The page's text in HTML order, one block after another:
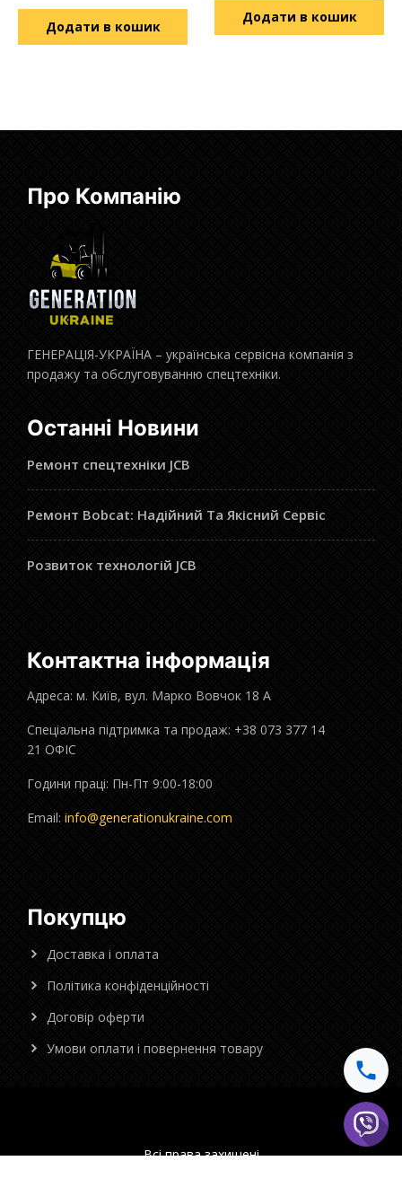
Додати в кошик
Додати в кошик
Про Компанію
ГЕНЕРАЦІЯ-УКРАЇНА – українська сервісна компанія з
продажу та обслуговуванню спецтехніки.
Останні Новини
Ремонт спецтехніки JCB
Ремонт Bobcat: Надійний Та Якісний Сервіс
Розвиток технологій JCB
Контактна інформація
Адреса: м. Київ, вул. Марко Вовчок 18 А
Спеціальна підтримка та продаж: +38 073 377 14
21 ОФІС
Години праці: Пн-Пт 9:00-18:00
Email: info@generationukraine.com
Покупцю
Доставка і оплата
Політика конфіденційності
Договір оферти
Умови оплати і повернення товару
Всі права захищені